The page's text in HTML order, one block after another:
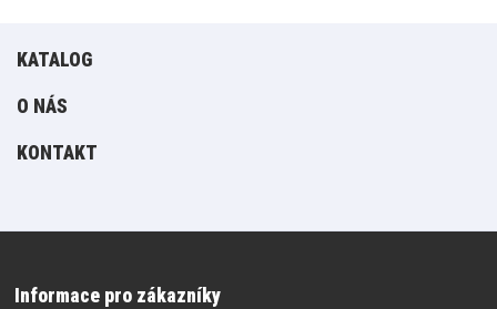
KATALOG
O NÁS
KONTAKT
Informace pro zákazníky